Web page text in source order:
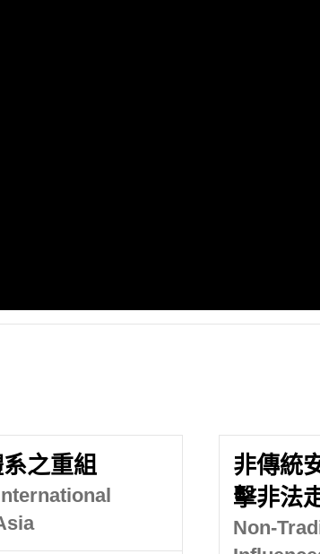
之重組
非傳統
擊非法
Non-